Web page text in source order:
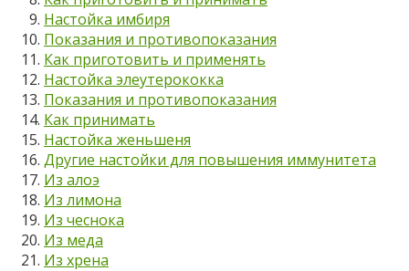
Настойка имбиря
Показания и противопоказания
Как приготовить и применять
Настойка элеутерококка
Показания и противопоказания
Как принимать
Настойка женьшеня
Другие настойки для повышения иммунитета
Из алоэ
Из лимона
Из чеснока
Из меда
Из хрена